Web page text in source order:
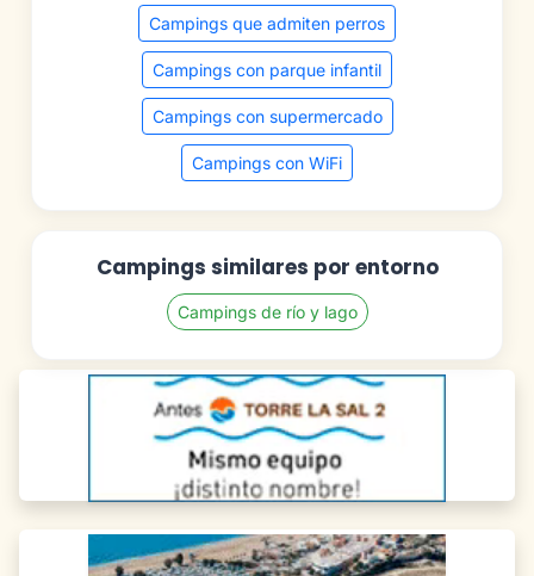
Campings que admiten perros
Campings con parque infantil
Campings con supermercado
Campings con WiFi
Campings similares por entorno
Campings de río y lago